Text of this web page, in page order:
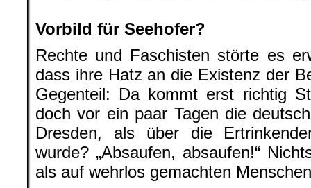
Vorbild für Seehofer?
Rechte und Faschisten störte es
dass ihre Hatz an die Existenz der
Gegenteil: Da kommt erst richtig
doch vor ein paar Tagen die
Dresden, als über die
wurde? „Absaufen, absaufen!“
als auf wehrlos gemachten